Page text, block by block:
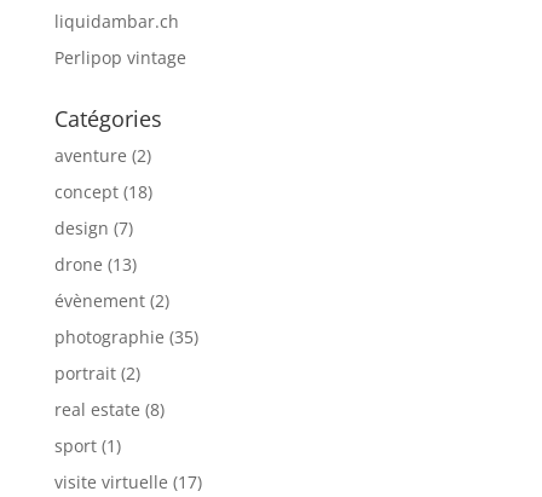
liquidambar.ch
Perlipop vintage
Catégories
aventure (2)
concept(18)
design (7)
drone (13)
évènement(2)
photographie (35)
portrait(2)
real estate (8)
sport(1)
visite virtuelle (17)